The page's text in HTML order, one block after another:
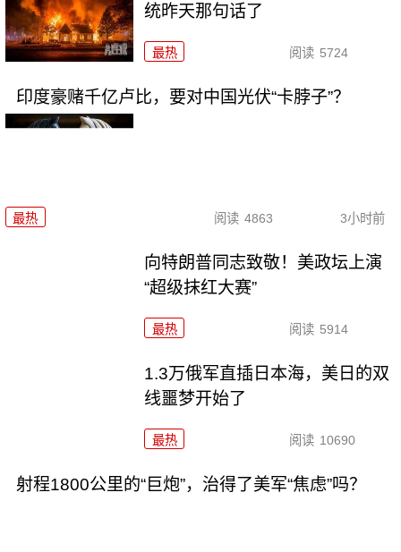
统昨天那句话了
最热 阅读 5724
印度豪赌千亿卢比，要对中国光伏“卡脖子”？
最热 阅读 4863 3小时前
向特朗普同志致敬！美政坛上演
“超级抹红大赛”
最热 阅读 5914
1.3万俄军直插日本海，美日的双
线噩梦开始了
最热 阅读 10690
射程1800公里的“巨炮”，治得了美军“焦虑”吗？